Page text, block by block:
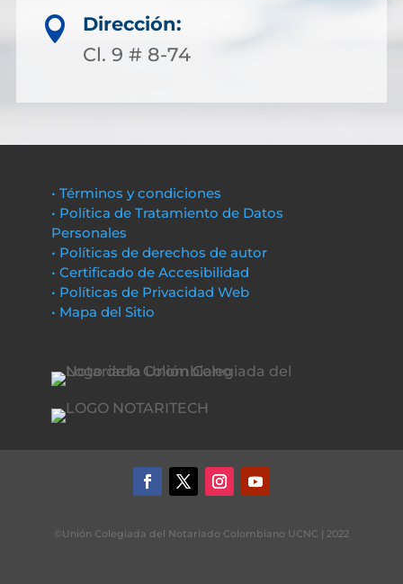

Dirección:
Cl. 9 # 8-74
• Términos y condiciones
• Política de Tratamiento de Datos
Personales
• Políticas de derechos de autor
• Certificado de Accesibilidad
• Políticas de Privacidad Web
• Mapa del Sitio
©Unión Colegiada del Notariado Colombiano UCNC | 2022